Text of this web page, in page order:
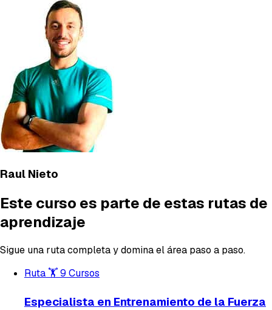
Raul Nieto
Este curso es parte de estas rutas de
aprendizaje
Sigue una ruta completa y domina el área paso a paso.
Ruta 🏋️9 Cursos
Especialista en Entrenamiento de la Fuerza